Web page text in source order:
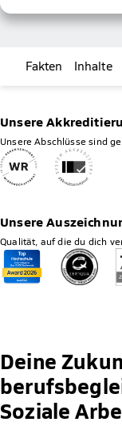
Fakten Inhalte
Unsere
Unsere Abschlüsse sind
Unsere
Qualität, auf die du dich
Deine
Soziale